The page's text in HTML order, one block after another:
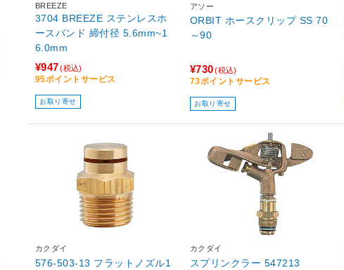
BREEZE
3704 BREEZE ステンレスホ
ースバンド 締付径 5.6mm~1
6.0mm
¥947 (税込)
95ポイントサービス
お取り寄せ
アソー
ORBIT ホースクリップ SS 70
～90
¥730 (税込)
73ポイントサービス
お取り寄せ
カクダイ
576-503-13 フラットノズル1
カクダイ
スプリンクラー 547213